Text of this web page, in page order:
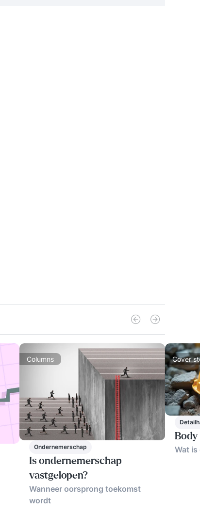
Columns
Ondernemerschap
Is ondernemerschap
vastgelopen?
Wanneer oorsprong toekomst
wordt
Cover
Wat